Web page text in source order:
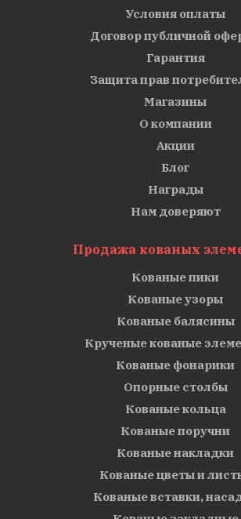
Условия оплаты
Договор публичной
Гарантия
Защита прав
Магазины
О компании
Акции
Блог
Награды
Нам доверяют
Продажа кованых
Кованые пики
Кованые узоры
Кованые балясины
Крученые кованые
Кованые фонарики
Опорные столбы
Кованые кольца
Кованые поручни
Кованые накладки
Кованые цветы и
Кованые вставки,